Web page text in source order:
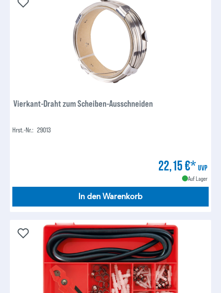
Vierkant-Draht zum Scheiben-Ausschneiden
Hrst.-Nr.: 29013
22,15 €* UVP
Auf Lager
In den Warenkorb